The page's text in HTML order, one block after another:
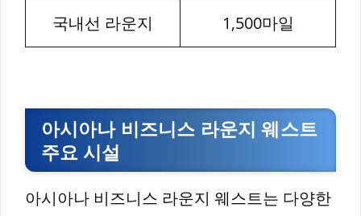
국내선 라운지 1,500마일
아시아나 비즈니스 라운지 웨스트
주요 시설
아시아나 비즈니스 라운지 웨스트는 다양한